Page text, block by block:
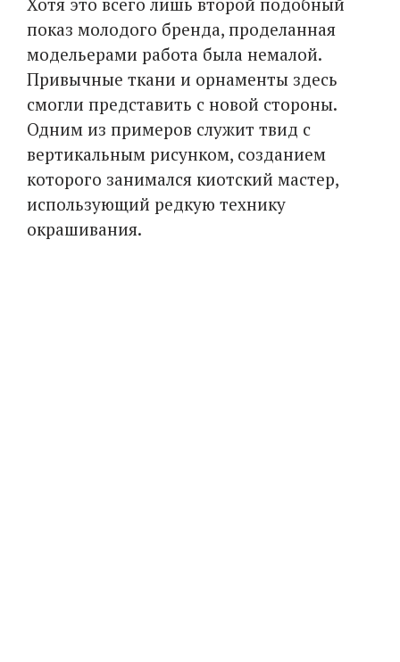
показ молодого бренда, проделанная
модельерами работа была немалой.
Привычные ткани и орнаменты здесь
смогли представить с новой стороны.
Одним из примеров служит твид с
вертикальным рисунком, созданием
которого занимался киотский мастер,
использующий редкую технику
окрашивания.